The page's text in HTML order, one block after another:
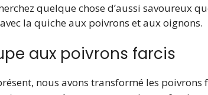
quelque chose d’aussi savoureux
la quiche aux poivrons et aux oignons.
aux poivrons farcis
nous avons transformé les